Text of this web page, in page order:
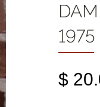
1975
$